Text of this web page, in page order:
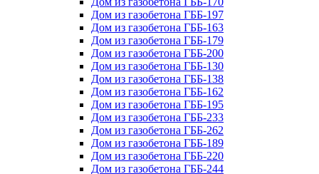
Дом из газобетона ГББ-197
Дом из газобетона ГББ-163
Дом из газобетона ГББ-179
Дом из газобетона ГББ-200
Дом из газобетона ГББ-130
Дом из газобетона ГББ-138
Дом из газобетона ГББ-162
Дом из газобетона ГББ-195
Дом из газобетона ГББ-233
Дом из газобетона ГББ-262
Дом из газобетона ГББ-189
Дом из газобетона ГББ-220
Дом из газобетона ГББ-244